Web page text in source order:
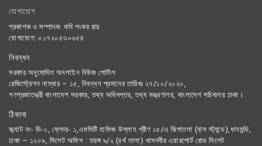
যোগাযোগ
প্রকাশক ও সম্পাদক: কবি শংকর রায়
যোগাযোগ: ০১৭২০৫৩০৬৫৪
নিবন্ধন
সরকার অনুমোদিত অনলাইন নিউজ পোর্টাল
রেজিস্ট্রেশন নাম্বার – ১৫, নিবন্ধন প্রদানের তারিখঃ ২৭/১০/২০২০,
গণপ্রজাতন্ত্রী বাংলাদেশ সরকার, তথ্য অধিদপ্তর, তথ্য মন্ত্রণালয়, বাংলাদেশ সচিবালয় ঢাকা।
ঠিকানা
ফ্ল্যাট নং- ডি-১, ফ্লোর- ১,এমসিটি হাফিজ উল্লাহ গ্রীণ ১৫/এ ঝিগাতলা (বাস স্ট্যান্ড),ধানমন্ডি,
ঢাকা – ১২০৯, সিলেট অফিস : তরঙ্গ ৯/২ (৪র্থ তালা) খাসদবীর এয়ারপোর্ট রোড সিলেট